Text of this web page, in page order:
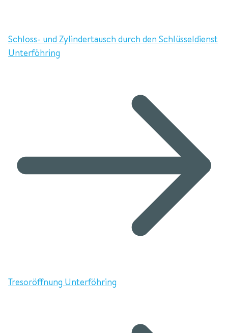
Schloss- und Zylindertausch durch den Schlüsseldienst
Unterföhring
Tresoröffnung Unterföhring